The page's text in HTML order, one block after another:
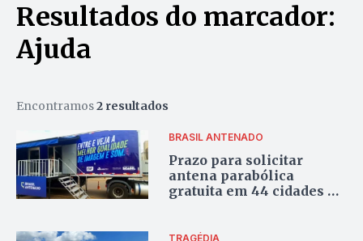
Resultados do marcador:
Ajuda
Encontramos2 resultados
BRASIL ANTENADO
Prazo para solicitar
antena parabólica
gratuita em 44 cidades do
TRAGÉDIA